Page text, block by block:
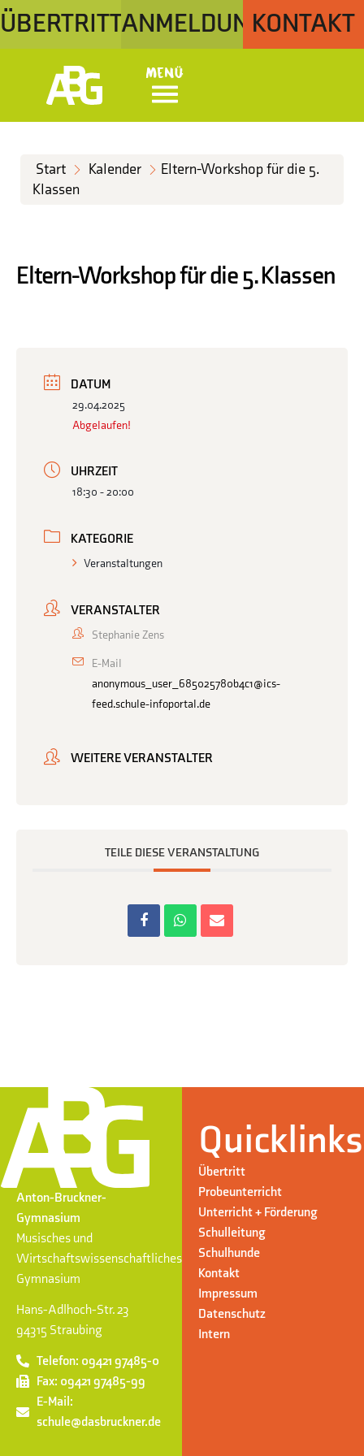
ÜBERTRITTANMELDUNGKONTAKT
Menü
Start Kalender
Eltern-Workshop für die 5.
Klassen
Eltern-Workshop für die 5. Klassen
DATUM
29.04.2025
Abgelaufen!
UHRZEIT
18:30 - 20:00
KATEGORIE
Veranstaltungen
VERANSTALTER
Stephanie Zens
E-Mail
anonymous_user_685025780b4c1@ics-
feed.schule-infoportal.de
WEITERE VERANSTALTER
TEILE DIESE VERANSTALTUNG
Anton-Bruckner-
Gymnasium
Musisches und
Wirtschaftswissenschaftliches
Gymnasium
Hans-Adlhoch-Str. 23
94315 Straubing
Telefon: 09421 97485-0
Fax: 09421 97485-99
E-Mail:
schule@dasbruckner.de
Quicklinks
Übertritt
Probeunterricht
Unterricht + Förderung
Schulleitung
Schulhunde
Kontakt
Impressum
Datenschutz
Intern